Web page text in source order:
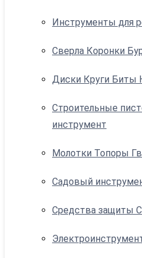
Инструменты для
Сверла Коронки
Диски Круги Биты
Строительные
инструмент
Молотки Топоры
Садовый
Средства защиты